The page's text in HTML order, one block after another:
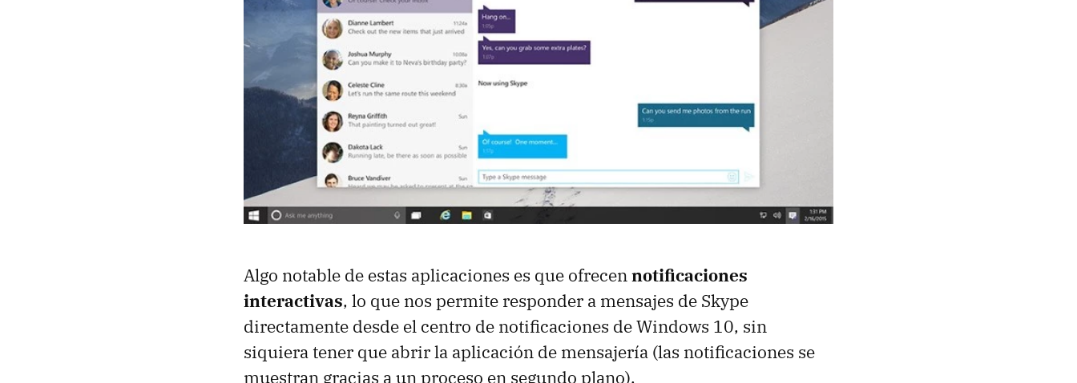
Algo notable de estas aplicaciones es que ofrecennotificaciones
interactivas, lo que nos permite responder a mensajes de Skype
directamente desde el centro de notificaciones de Windows 10, sin
siquiera tener que abrir la aplicación de mensajería (las notificaciones se
muestran gracias a un proceso en segundo plano).